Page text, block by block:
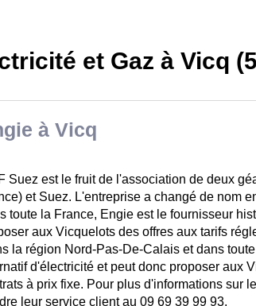
et Gaz à Vicq
à Vicq
Suez est le fruit de l'association de deux
et Suez. L'entreprise a changé de nom
toute la France, Engie est le fournisseur
aux Vicquelots des offres aux tarifs
la région Nord-Pas-De-Calais et dans
d'électricité et peut donc proposer aux
à prix fixe. Pour plus d'informations sur
leur service client au 09 69 39 99 93.